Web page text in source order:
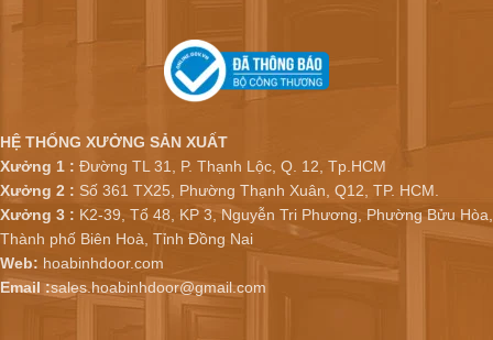
HỆ THỐNG XƯỞNG SẢN XUẤT
Xưởng 1 : Đường TL 31, P. Thạnh Lộc, Q. 12, Tp.HCM
Xưởng 2 : Số 361 TX25, Phường Thạnh Xuân, Q12, TP. HCM.
Xưởng 3 : K2-39, Tổ 48, KP 3, Nguyễn Tri Phương, Phường Bửu Hòa,
Thành phố Biên Hoà, Tỉnh Đồng Nai
Web: hoabinhdoor.com
Email :sales.hoabinhdoor@gmail.com